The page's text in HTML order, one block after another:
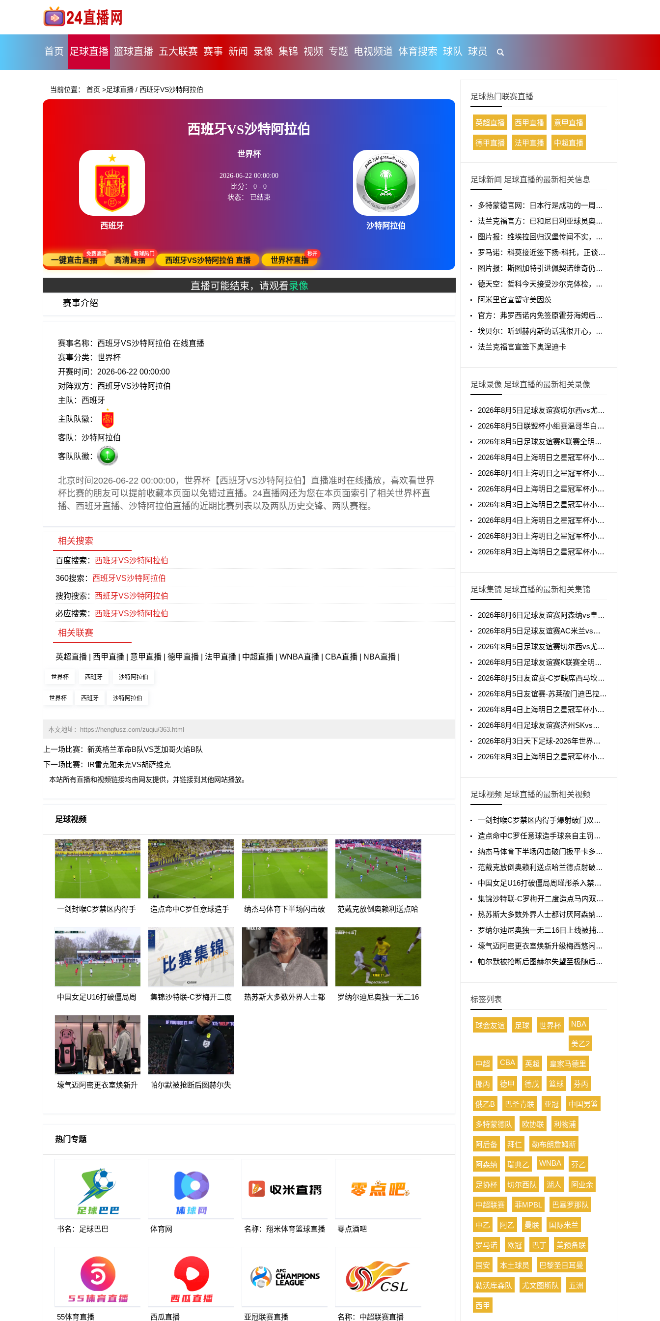
首页 足球直播 篮球直播 五大联赛 赛事 新闻 录像 集锦 视频 专题 电视频道 体育搜索 球队 球员
当前位置：首页 >足球直播 /西班牙VS沙特阿拉伯
西班牙VS沙特阿拉伯
西班牙
世界杯
2026-06-22 00:00:00
比分：0 -0
状态： 已结束
沙特阿拉伯
一键直击直播
免费高清
高清直播
看球热门
西班牙VS沙特阿拉伯 直播 世界杯直播
秒开
直播可能结束，请观看录像
赛事介绍
赛事名称：西班牙VS沙特阿拉伯 在线直播
赛事分类： 世界杯
开赛时间：2026-06-22 00:00:00
对阵双方：西班牙VS沙特阿拉伯
主队：西班牙
主队队徽：
客队：沙特阿拉伯
客队队徽：
北京时间2026-06-22 00:00:00， 世界杯 【西班牙VS沙特阿拉伯】直播准时在线播放，喜欢看世界
杯比赛的朋友可以提前收藏本页面以免错过直播。24直播网还为您在本页面索引了相关世界杯直
播、西班牙直播、沙特阿拉伯直播的近期比赛列表以及两队历史交锋、两队赛程。
相关搜索
百度搜索： 西班牙VS沙特阿拉伯
360搜索： 西班牙VS沙特阿拉伯
搜狗搜索： 西班牙VS沙特阿拉伯
必应搜索： 西班牙VS沙特阿拉伯
相关联赛
英超直播 西甲直播 意甲直播 德甲直播 法甲直播 中超直播 WNBA直播 CBA直播 NBA直播
世界杯 西班牙 沙特阿拉伯
世界杯 西班牙 沙特阿拉伯
本文地址： https://hengfusz.com/zuqiu/363.html
上一场比赛： 新英格兰革命B队VS芝加哥火焰B队
下一场比赛： IR雷克雅未克VS胡萨维克
本站所有直播和视频链接均由网友提供，并链接到其他网站播放。
足球视频
一剑封喉C罗禁区内得手
967球
造点命中C罗任意球造手
球
纳杰马体育下半场闪击破
得手
范戴克放倒奥赖利送点哈
中国女足U16打破僵局周
远角破门
集锦沙特联-C罗梅开二度
马体育
热苏斯大多数外界人士都
罗纳尔迪尼奥独一无二16
壕气迈阿密更衣室焕新升
帕尔默被抢断后图赫尔失
破门
热门专题
书名：足球巴巴 体育网 名称：翔米体育篮球直播 零点酒吧
55体育直播 西瓜直播 亚冠联赛直播 名称：中超联赛直播
足球热门联赛直播
英超直播 西甲直播 意甲直播
德甲直播 法甲直播 中超直播
足球新闻 足球直播的最新相关信息
多特蒙德官网：日本行是成功的一周，以胜利收官
法兰克福官方：已和尼日利亚球员奥涅迪卡签约至2031年
图片报：维埃拉回归汉堡传闻不实，阿森纳要价高1000万欧
罗马诺：科莫接近签下扬-科托，正谈买断条款
图片报：斯图加特引进佩契诺维奇仍在拖延，狼堡要价2500万欧
德天空：哲科今天接受沙尔克体检，随后将签下一份1年合同
阿米里官宣留守美因茨
官方：弗罗西诺内免签原霍芬海姆后卫阿克波古马
埃贝尔：听到赫内斯的话我很开心，续约最终将由监事会决定
法兰克福官宣签下奥涅迪卡
足球录像 足球直播的最新相关录像
2026年8月5日足球友谊赛切尔西vs尤文图斯全场录像回放
2026年8月5日联盟杯小组赛温哥华白浪vs亚特兰特全场录像回放
2026年8月5日足球友谊赛K联赛全明星vs曼城全场录像回放
2026年8月4日上海明日之星冠军杯小组赛阿森纳U17vs拜耳04勒沃库森U17全场录像回放
2026年8月4日上海明日之星冠军杯小组赛托特纳姆热刺U17vs上海U17全场录像回放
2026年8月4日上海明日之星冠军杯小组赛葡萄牙体育U17vs河床U17全场录像回放
2026年8月3日上海明日之星冠军杯小组赛中国男足U17vs阿森纳U17全场录像回放
2026年8月4日上海明日之星冠军杯小组赛毕尔巴鄂竞技U17vs中国男足U17全场录像回放
2026年8月3日上海明日之星冠军杯小组赛上海U17vs葡萄牙体育U17全场录像回放
2026年8月3日上海明日之星冠军杯小组赛托特纳姆热刺U17vs河床U17全场录像回放
足球集锦 足球直播的最新相关集锦
2026年8月6日足球友谊赛阿森纳vs皇家贝蒂斯全场集锦
2026年8月5日足球友谊赛AC米兰vs国际米兰全场集锦
2026年8月5日足球友谊赛切尔西vs尤文图斯全场集锦
2026年8月5日足球友谊赛K联赛全明星vs曼城全场集锦
2026年8月5日友谊赛-C罗缺席西马坎送点胜利0-2不敌阿尔梅里亚
2026年8月5日友谊赛-苏莱破门迪巴拉助攻罗马4-1纽波特郡
2026年8月4日上海明日之星冠军杯小组赛A组毕尔巴鄂竞技U17vs中国男足U17全场集锦
2026年8月4日足球友谊赛济州SKvs拜仁慕尼黑全场集锦
2026年8月3日天下足球-2026年世界杯50大名场面
2026年8月3日上海明日之星冠军杯小组赛A组中国男足U17vs阿森纳U17全场集锦
足球视频 足球直播的最新相关视频
一剑封喉C罗禁区内得手爆射破门双响打进生涯第967球
造点命中C罗任意球造手球亲自主罚命中生涯第966球
纳杰马体育下半场闪击破门扳平卡多索禁区内打门得手
范戴克放倒奥赖利送点哈兰德点射破门曼城1-0利物浦
中国女足U16打破僵局周瑾彤杀入禁区小角度抽射远角破门
集锦沙特联-C罗梅开二度造点马内双响 胜利5-2纳杰马体育
热苏斯大多数外界人士都讨厌阿森纳我不明白为什么
罗纳尔迪尼奥独一无二16日上线被捕入狱人生最糟糕时刻
壕气迈阿密更衣室焕新升级梅西悠闲品马黛茶
帕尔默被抢断后图赫尔失望至极随后日本队5脚传递破门
标签列表
球会友谊 足球 世界杯 NBA
美乙2
中超 CBA 英超 皇家马德里
挪丙 德甲 德戊 篮球 芬丙
俄乙B 巴圣青联 亚冠 中国男篮
多特蒙德队 欧协联 利物浦
阿后备 拜仁 勒布朗詹姆斯
阿森纳 瑞典乙 WNBA 芬乙
足协杯 切尔西队 湖人 阿业余
中超联赛 菲MPBL 巴塞罗那队
中乙 阿乙 曼联 国际米兰
罗马诺 欧冠 巴丁 美预备联
国安 本土球员 巴黎圣日耳曼
勒沃库森队 尤文图斯队 五洲
西甲